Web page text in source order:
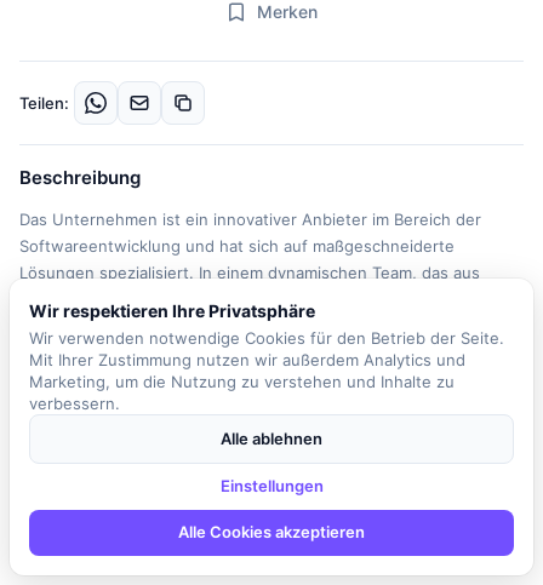
Merken
Teilen:
Beschreibung
Das Unternehmen ist ein innovativer Anbieter im Bereich der
Softwareentwicklung und hat sich auf maßgeschneiderte
Lösungen spezialisiert. In einem dynamischen Team, das aus
eine abwechslungsreiche und herausfordernde Tätigkeit. Als
Systemtester in der Automatisierungstechnik sind Sie
verantwortlich für die Sicherstellung des stabilen Betriebs von
TPS-SIMATIC-Anlagen. Zu Ihren täglichen Aufgaben gehört die
Fehlersuche bei Hardware, Netzwerken und Systemen, das
Beheben von Störungen sowie der Austausch defekter
Komponenten. Sie führen Neu- und Erweiterungseinbauten von
Baugruppen durch und vernetzen die Testsysteme im Link-
Labornetz. Darüber hinaus sind Sie für die Durchführung von
Wir respektieren Ihre Privatsphäre
Wir verwenden notwendige Cookies für den Betrieb der Seite.
Mit Ihrer Zustimmung nutzen wir außerdem Analytics und
Marketing, um die Nutzung zu verstehen und Inhalte zu
verbessern.
Alle ablehnen
Einstellungen
Alle Cookies akzeptieren